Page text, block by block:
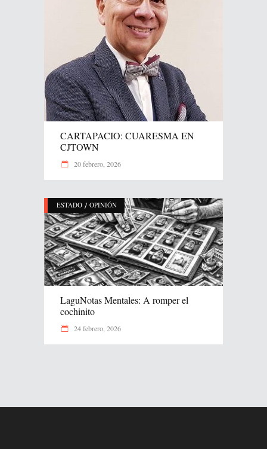
CARTAPACIO: CUARESMA EN
CJTOWN
20 febrero, 2026
ESTADO / OPINIÓN
LaguNotas Mentales: A romper el
cochinito
24 febrero, 2026